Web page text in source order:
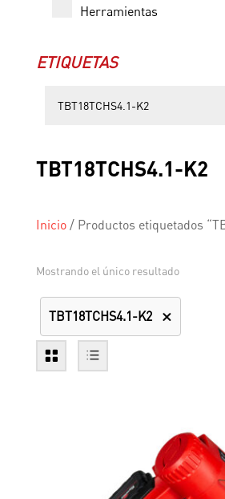
Herramientas
ETIQUETAS
TBT18TCHS4.1-K2
Inicio/ Productos etiquetados
Mostrando el único resultado
TBT18TCHS4.1-K2